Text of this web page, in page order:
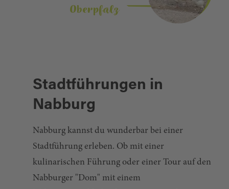
Oberpfalz
Stadtführungen in
Nabburg
Nabburg kannst du wunderbar bei einer
Stadtführung erleben. Ob mit einer
kulinarischen Führung oder einer Tour auf den
Nabburger "Dom" mit einem